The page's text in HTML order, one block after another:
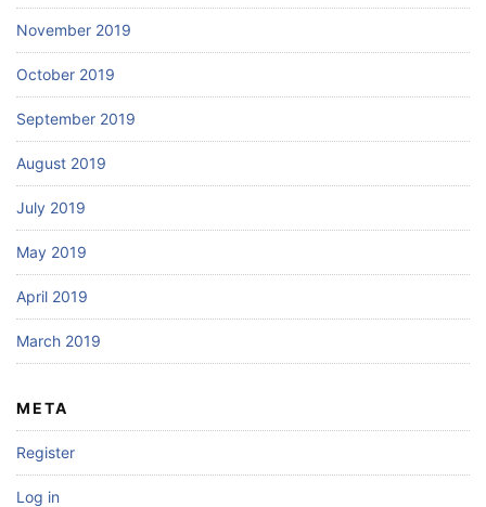
November 2019
October 2019
September 2019
August 2019
July 2019
May 2019
April 2019
March 2019
META
Register
Log in